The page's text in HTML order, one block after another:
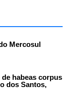
Mercosul
habeas corpus
dos Santos,